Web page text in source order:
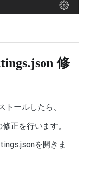
修
トールしたら、
正を行います。
を開きま